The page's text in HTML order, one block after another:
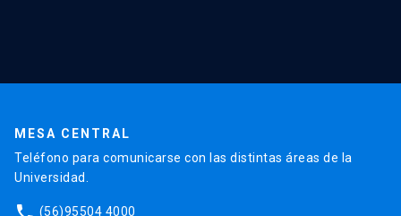
MESA CENTRAL
Teléfono para comunicarse con las distintas áreas de la
Universidad.
(56)95504 4000